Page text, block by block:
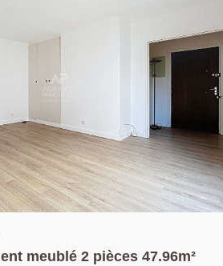
meublé 2 pièces 47.96m²